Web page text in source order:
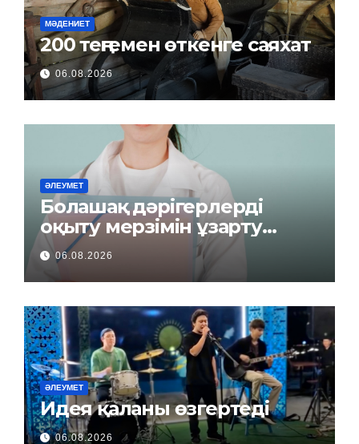
МӘДЕНИЕТ
200 теңгемен өткенге саяхат
06.08.2026
ӘЛЕУМЕТ
Болашақ дәрігерлерді
оқыту мерзімін ұзарту
керек пе?
06.08.2026
ӘЛЕУМЕТ
Идея қаланы өзгертеді
06.08.2026